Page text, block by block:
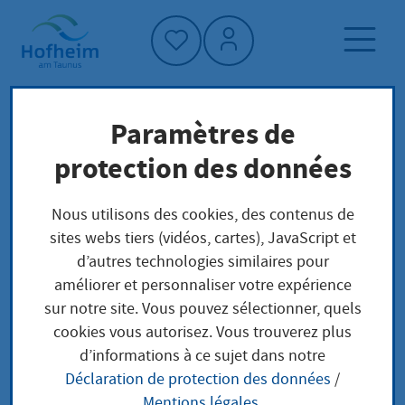
Accueil"
Page d'accueil
Actualités et appels d'offres
Aktuelles aus Hofheim
62 neue Betreuungsplätze: Glückskinder
kommen nach Marxheim
62 neue
Betreuungsplätze:
Paramètres de
protection des données
Nous utilisons des cookies, des contenus de
sites webs tiers (vidéos, cartes), JavaScript et
d’autres technologies similaires pour
améliorer et personnaliser votre expérience
sur notre site. Vous pouvez sélectionner, quels
cookies vous autorisez. Vous trouverez plus
d’informations à ce sujet dans notre
Déclaration de protection des données /